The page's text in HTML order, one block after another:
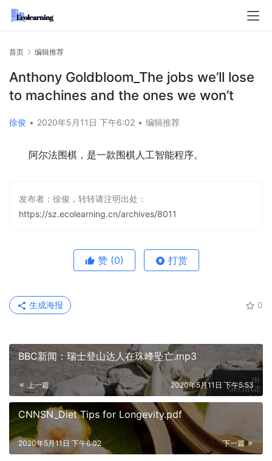
首页 编辑推荐
Anthony Goldbloom_The jobs we’ll lose
to machines and the ones we won’t
徐俊 • 2020年5月11日 下午6:02 • 编辑推荐
阿尔法围棋，是一款围棋人工智能程序。
发布者：徐俊，转转请注明出处：
https://sz.ecolearning.cn/archives/8011
赞 (0) 打赏
0
生成海报
BBC新闻：瑞士登山达人在珠峰坠亡.mp3
上一篇 2020年5月11日 下午5:53
CNNSN_Diet Tips for Longevity.pdf
下一篇
2020年5月11日 下午6:02